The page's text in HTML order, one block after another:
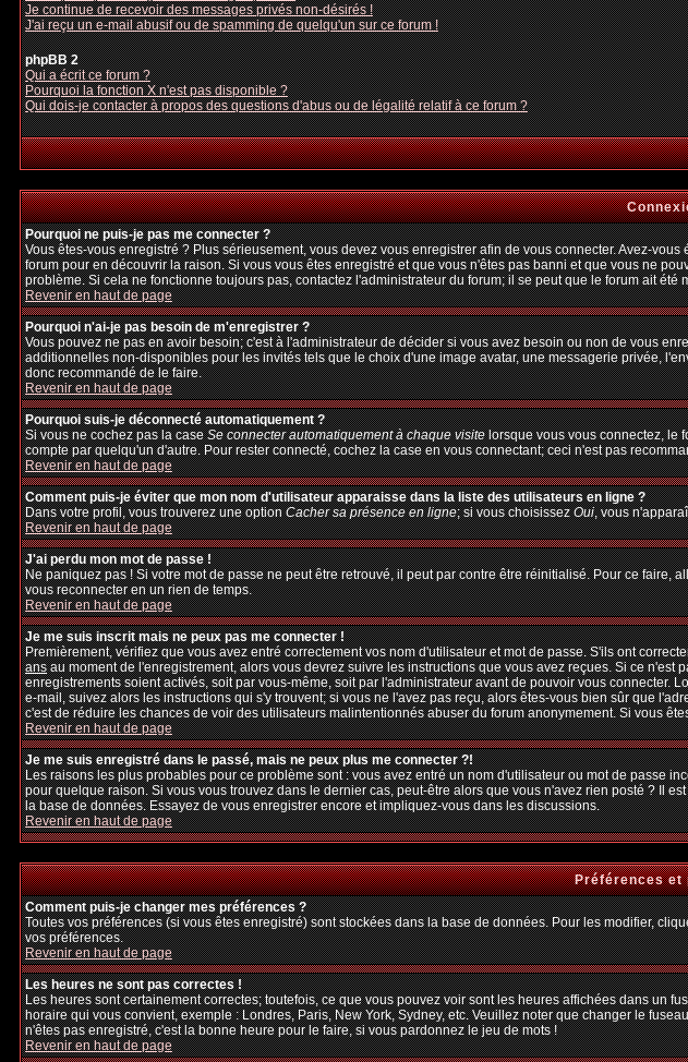
Je continue de recevoir des messages privés non-désirés !
J'ai reçu un e-mail abusif ou de spamming de quelqu'un sur ce forum !
phpBB 2
Qui a écrit ce forum ?
Pourquoi la fonction X n'est pas disponible ?
Qui dois-je contacter à propos des questions d'abus ou de légalité relatif à ce forum ?
Pourquoi ne puis-je pas me connecter ?
Vous êtes-vous enregistré ? Plus sérieusement, vous devez vous enregistrer afin de vous connecter. Avez-
forum pour en découvrir la raison. Si vous vous êtes enregistré et que vous n'êtes pas banni et que vous ne
problème. Si cela ne fonctionne toujours pas, contactez l'administrateur du forum; il se peut que le forum ait été
Revenir en haut de page
Pourquoi n'ai-je pas besoin de m'enregistrer ?
Vous pouvez ne pas en avoir besoin; c'est à l'administrateur de décider si vous avez besoin ou non de vous
additionnelles non-disponibles pour les invités tels que le choix d'une image avatar, une messagerie privée,
donc recommandé de le faire.
Revenir en haut de page
Pourquoi suis-je déconnecté automatiquement ?
Si vous ne cochez pas la caseSe connecter automatiquement à chaque visitelorsque vous vous connectez, le
compte par quelqu'un d'autre. Pour rester connecté, cochez la case en vous connectant; ceci n'est pas
Revenir en haut de page
Comment puis-je éviter que mon nom d'utilisateur apparaisse dans la liste des utilisateurs en ligne ?
Dans votre profil, vous trouverez une optionCacher sa présence en ligne; si vous choisissezOui, vous
Revenir en haut de page
J'ai perdu mon mot de passe !
Ne paniquez pas ! Si votre mot de passe ne peut être retrouvé, il peut par contre être réinitialisé. Pour ce faire,
vous reconnecter en un rien de temps.
Revenir en haut de page
Je me suis inscrit mais ne peux pas me connecter !
Premièrement, vérifiez que vous avez entré correctement vos nom d'utilisateur et mot de passe. S'ils ont
ansau moment de l'enregistrement, alors vous devrez suivre les instructions que vous avez reçues. Si ce
enregistrements soient activés, soit par vous-même, soit par l'administrateur avant de pouvoir vous
e-mail, suivez alors les instructions qui s'y trouvent; si vous ne l'avez pas reçu, alors êtes-vous bien sûr que
c'est de réduire les chances de voir des utilisateurs malintentionnés abuser du forum anonymement. Si vous
Revenir en haut de page
Je me suis enregistré dans le passé, mais ne peux plus me connecter ?!
Les raisons les plus probables pour ce problème sont : vous avez entré un nom d'utilisateur ou mot de passe
pour quelque raison. Si vous vous trouvez dans le dernier cas, peut-être alors que vous n'avez rien posté ? Il
la base de données. Essayez de vous enregistrer encore et impliquez-vous dans les discussions.
Revenir en haut de page
Préférences et
Comment puis-je changer mes préférences ?
Toutes vos préférences (si vous êtes enregistré) sont stockées dans la base de données. Pour les modifier,
vos préférences.
Revenir en haut de page
Les heures ne sont pas correctes !
Les heures sont certainement correctes; toutefois, ce que vous pouvez voir sont les heures affichées dans un
horaire qui vous convient, exemple : Londres, Paris, New York, Sydney, etc. Veuillez noter que changer le
n'êtes pas enregistré, c'est la bonne heure pour le faire, si vous pardonnez le jeu de mots !
Revenir en haut de page